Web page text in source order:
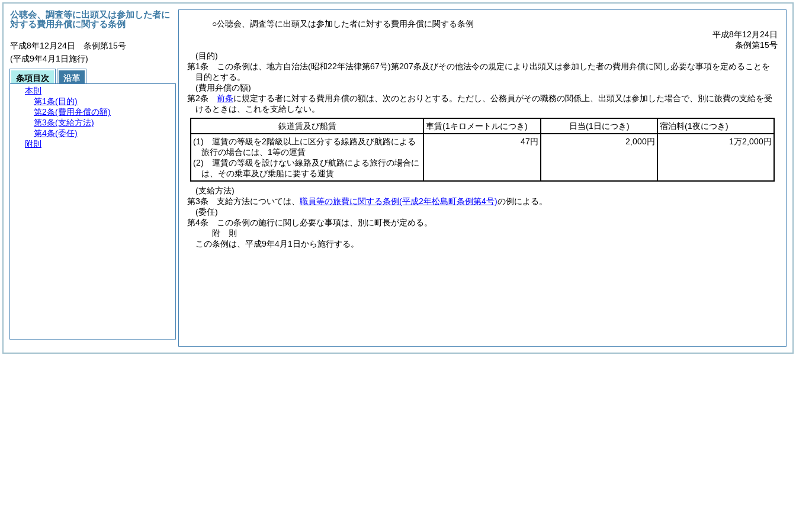
○公聴会、調査等に出頭又は参加した者に対する費用弁償に関する条例
平成8年12月24日
条例第15号
(目的)
第1条
この条例は、地方自治法(昭和22年法律第67号)第207条及びその他法令の規定により出頭又は参加した者の費用弁償に関し必要な事項を定めることを
目的とする。
(費用弁償の額)
第2条
前条に規定する者に対する費用弁償の額は、次のとおりとする。 ただし、公務員がその職務の関係上、出頭又は参加した場合で、別に旅費の支給を受
けるときは、これを支給しない。
鉄道賃及び船賃
車賃(1キロメートルにつき) 日当(1日につき) 宿泊料(1夜につき)
(1) 運賃の等級を2階級以上に区分する線路及び航路による
旅行の場合には、1等の運賃
(2) 運賃の等級を設けない線路及び航路による旅行の場合に
は、その乗車及び乗船に要する運賃
47円 2,000円 1万2,000円
(支給方法)
第3条
支給方法については、 職員等の旅費に関する条例(平成2年松島町条例第4号)の例による。
(委任)
第4条
この条例の施行に関し必要な事項は、別に町長が定める。
附 則
この条例は、平成9年4月1日から施行する。
公聴会、調査等に出頭又は参加した者に
対する費用弁償に関する条例
平成8年12月24日 条例第15号
(平成9年4月1日施行)
条項目次
沿革
本則
第1条(目的)
第2条(費用弁償の額)
第3条(支給方法)
第4条(委任)
附則